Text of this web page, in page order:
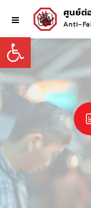
Open toolbar
ศูนย์ต่
Anti-